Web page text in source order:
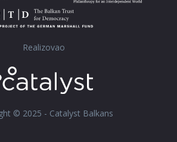
Realizovao
© 2025 - Catalyst Balkans